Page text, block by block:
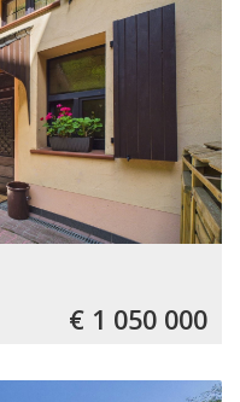
€ 1 050 000